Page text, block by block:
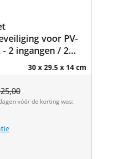
voor PV-
2 ingangen / 2
- IP6530 x 29.5 x 14 cm
vóór de korting was: